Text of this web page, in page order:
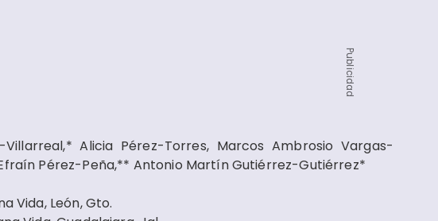
Publicidad
Alicia Pérez-Torres, Marcos Ambrosio Vargas-
Pérez-Peña,** Antonio Martín Gutiérrez-Gutiérrez*
Vida, León, Gto.